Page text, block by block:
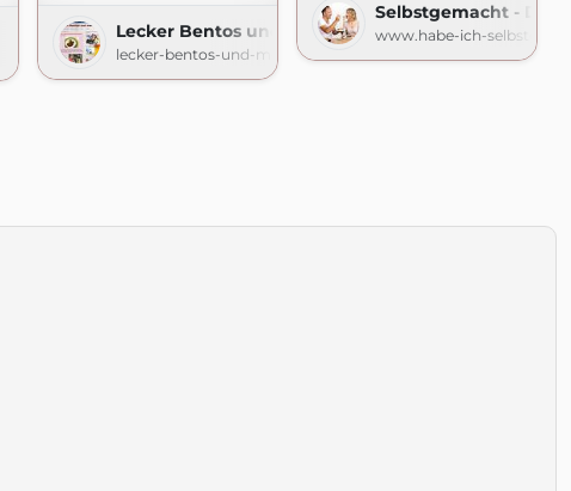
Lecker Bentos und mehr
lecker-bentos-und-mehr.blogspot.com
Selbstgemacht - Der
www.habe-ich-